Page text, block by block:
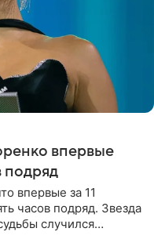
впервые
подряд
впервые за 11
часов подряд. Звезда
случился